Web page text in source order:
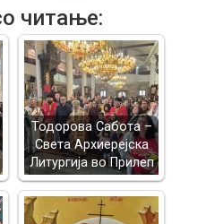
читање:
Тодорова Сабота –
Света Архиерејска
Литургија во Прилеп